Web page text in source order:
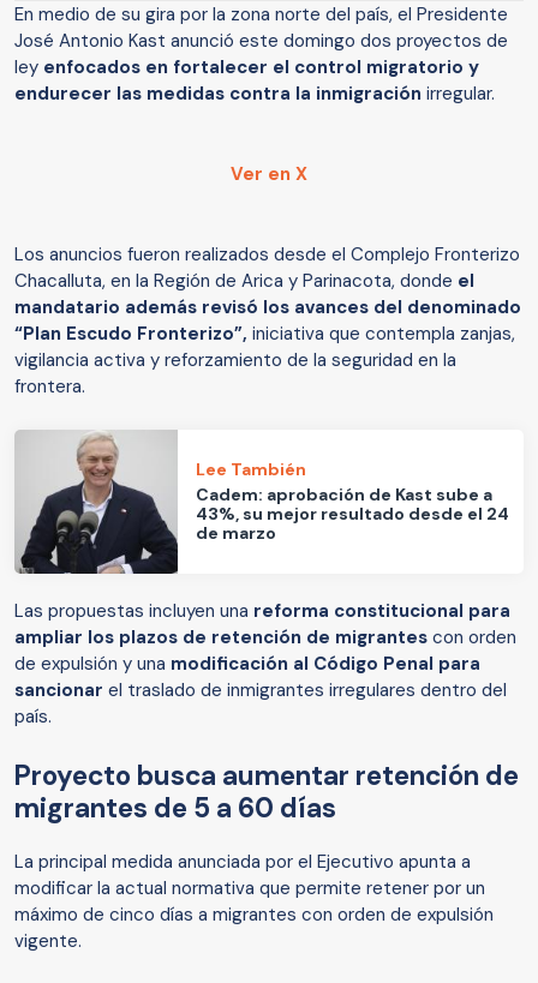
En medio de su gira por la zona norte del país, el Presidente
José Antonio Kast anunció este domingo dos proyectos de
ley enfocados en fortalecer el control migratorio y
endurecer las medidas contra la inmigración irregular.
Ver en X
Los anuncios fueron realizados desde el Complejo Fronterizo
Chacalluta, en la Región de Arica y Parinacota, donde el
mandatario además revisó los avances del denominado
“Plan Escudo Fronterizo”, iniciativa que contempla zanjas,
vigilancia activa y reforzamiento de la seguridad en la
frontera.
Lee También
Cadem: aprobación de Kast sube a
43%, su mejor resultado desde el 24
de marzo
Las propuestas incluyen una reforma constitucional para
ampliar los plazos de retención de migrantes con orden
de expulsión y una modificación al Código Penal para
sancionar el traslado de inmigrantes irregulares dentro del
país.
Proyecto busca aumentar retención de
migrantes de 5 a 60 días
La principal medida anunciada por el Ejecutivo apunta a
modificar la actual normativa que permite retener por un
máximo de cinco días a migrantes con orden de expulsión
vigente.